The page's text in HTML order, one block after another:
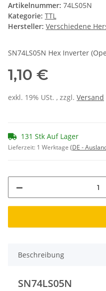
Artikelnummer: 74LS05N
Kategorie: TTL
Hersteller: Verschiedene
SN74LS05N Hex Inverter
1,10 €
exkl. 19% USt. , zzgl. Versand
131 Stk Auf Lager
Lieferzeit: 1 Werktage (DE -
Beschreibung
SN74LS05N